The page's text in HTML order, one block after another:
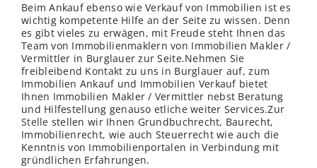
Beim Ankauf ebenso wie Verkauf von Immobilien ist es
wichtig kompetente Hilfe an der Seite zu wissen. Denn
es gibt vieles zu erwägen, mit Freude steht Ihnen das
Team von Immobilienmaklern von Immobilien Makler /
Vermittler in Burglauer zur Seite.Nehmen Sie
freibleibend Kontakt zu uns in Burglauer auf, zum
Immobilien Ankauf und Immobilien Verkauf bietet
Ihnen Immobilien Makler / Vermittler nebst Beratung
und Hilfestellung genauso etliche weiter Services.Zur
Stelle stellen wir Ihnen Grundbuchrecht, Baurecht,
Immobilienrecht, wie auch Steuerrecht wie auch die
Kenntnis von Immobilienportalen in Verbindung mit
gründlichen Erfahrungen.